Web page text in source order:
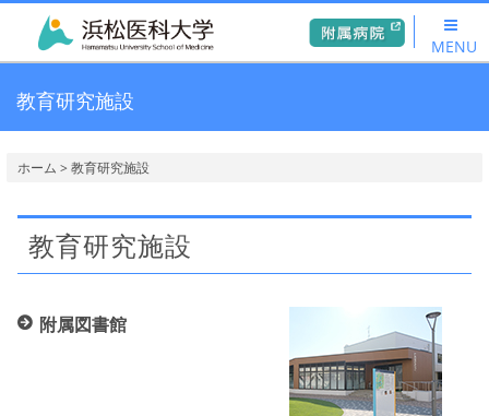
MENU
教育研究施設
ホーム > 教育研究施設
教育研究施設
附属図書館